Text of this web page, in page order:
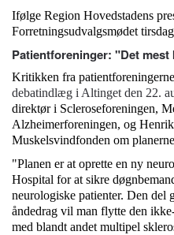
Ifølge Region Hovedstadens
Forretningsudvalgsmødet
Patientforeninger: "Det
Kritikken fra
debatindlæg i Altinget den 22.
direktør i Scleroseforeningen,
Alzheimerforeningen, og
Muskelsvindfonden om
"Planen er at oprette en ny
Hospital for at sikre
neurologiske patienter. Den del
åndedrag vil man flytte den
med blandt andet multipel